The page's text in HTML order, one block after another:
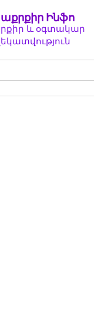
Ինֆո
և օգտակար